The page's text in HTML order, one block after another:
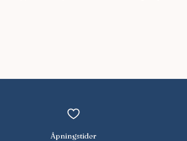
Åpningstider